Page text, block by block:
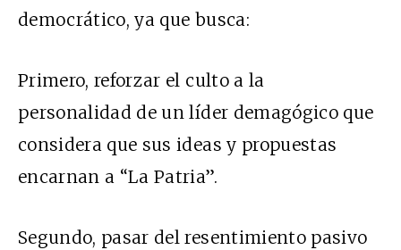
democrático, ya que busca:
Primero, reforzar el culto a la
personalidad de un líder demagógico que
considera que sus ideas y propuestas
encarnan a “La Patria”.
Segundo, pasar del resentimiento pasivo